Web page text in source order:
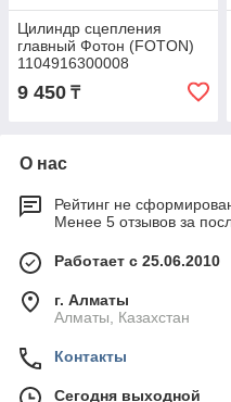
Цилиндр сцепления
главный Фотон (FOTON)
1104916300008
9 450 ₸
О нас
Рейтинг не
Менее 5 отзывов за
Работает с 25.06.2010
г. Алматы
Алматы, Казахстан
Контакты
Сегодня выходной